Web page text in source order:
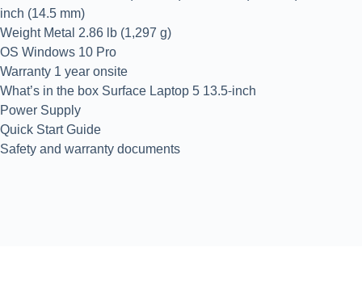
inch (14.5 mm)
Weight Metal 2.86 lb (1,297 g)
OS Windows 10 Pro
Warranty 1 year onsite
What’s in the box Surface Laptop 5 13.5-inch
Power Supply
Quick Start Guide
Safety and warranty documents